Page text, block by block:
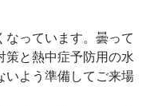
っています。曇って
策と熱中症予防用の水
いよう準備してご来場